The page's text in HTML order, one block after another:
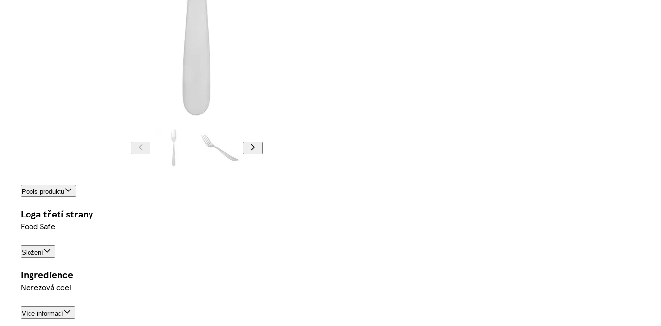
Popis produktu
Loga třetí strany
Food Safe
Složení
Ingredience
Nerezová ocel
Více informací